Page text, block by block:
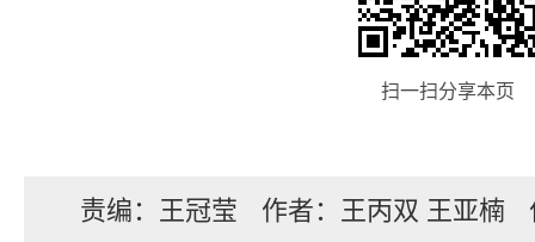
扫一扫分享本页
责编：王冠莹 作者：王丙双 王亚楠